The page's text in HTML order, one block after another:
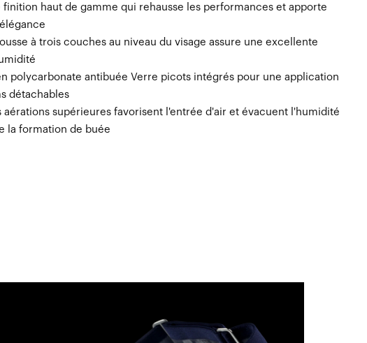
finition haut de gamme qui rehausse les performances et apporte
à trois couches au niveau du visage assure une excellente
polycarbonate antibuée Verre picots intégrés pour une application
détachables
aérations supérieures favorisent l'entrée d'air et évacuent l'humidité
la formation de buée